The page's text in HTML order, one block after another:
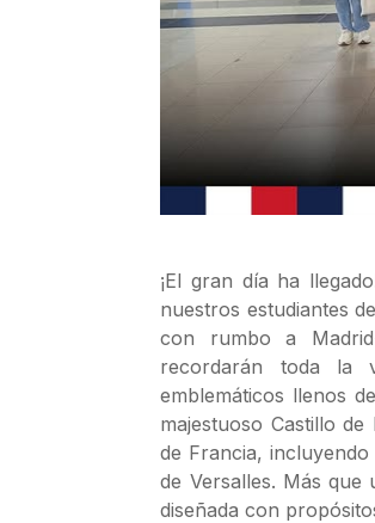
¡El gran día ha
nuestros estudiantes
con rumbo a
recordarán toda la
emblemáticos llenos
majestuoso Castillo
de Francia,
de Versalles. Más
diseñada con